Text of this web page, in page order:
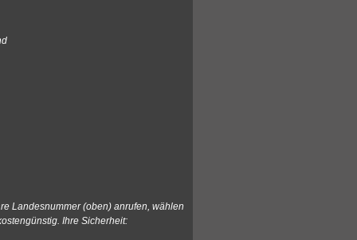
Landesnummer (oben) anrufen, wählen
Ihre Sicherheit: